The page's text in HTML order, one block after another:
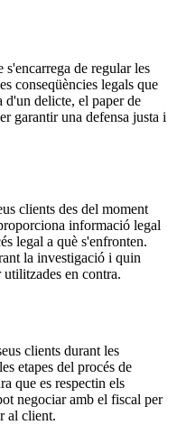
de regular les
conseqüències legals que
d'un delicte, el paper de
garantir una defensa justa i
clients des del moment
informació legal
legal a què s'enfronten.
la investigació i quin
en contra.
clients durant les
etapes del procés de
que es respectin els
negociar amb el fiscal per
al client.